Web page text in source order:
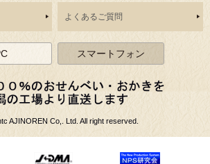
よくあるご質問
スマートフォン
AJINOREN Co,. Ltd. All right reserved.